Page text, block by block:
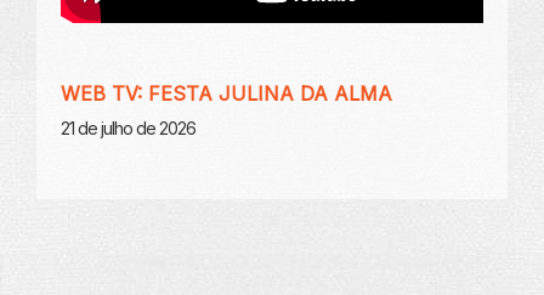
WEB TV: FESTA JULINA DA ALMA
21 de julho de 2026